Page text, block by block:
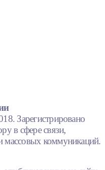
Зарегистрировано
в сфере связи,
массовых коммуникаций.